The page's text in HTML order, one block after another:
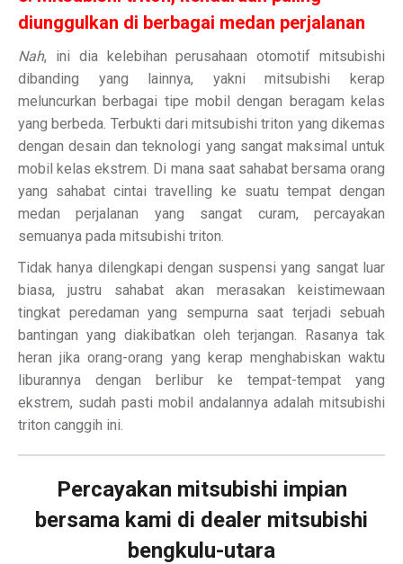
diunggulkan di berbagai medan perjalanan
Nah, ini dia kelebihan perusahaan otomotif mitsubishi
dibanding yang lainnya, yakni mitsubishi kerap
meluncurkan berbagai tipe mobil dengan beragam kelas
yang berbeda. Terbukti dari mitsubishi triton yang dikemas
dengan desain dan teknologi yang sangat maksimal untuk
mobil kelas ekstrem. Di mana saat sahabat bersama orang
yang sahabat cintai travelling ke suatu tempat dengan
medan perjalanan yang sangat curam, percayakan
semuanya pada mitsubishi triton.
Tidak hanya dilengkapi dengan suspensi yang sangat luar
biasa, justru sahabat akan merasakan keistimewaan
tingkat peredaman yang sempurna saat terjadi sebuah
bantingan yang diakibatkan oleh terjangan. Rasanya tak
heran jika orang-orang yang kerap menghabiskan waktu
liburannya dengan berlibur ke tempat-tempat yang
ekstrem, sudah pasti mobil andalannya adalah mitsubishi
triton canggih ini.
Percayakan mitsubishi impian
bersama kami di dealer mitsubishi
bengkulu-utara